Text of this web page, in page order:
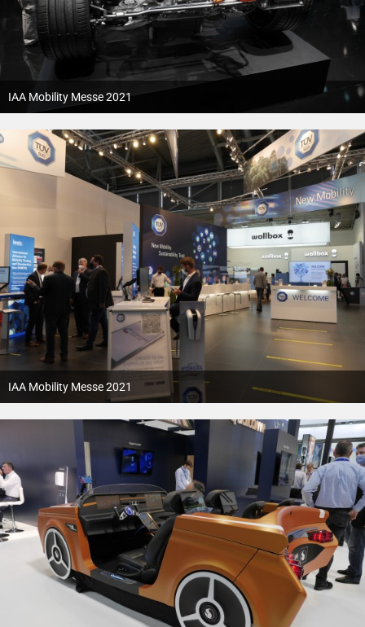
IAA Mobility Messe 2021
12. Oktober 2021
IAA Mobility Messe 2021
12. Oktober 2021